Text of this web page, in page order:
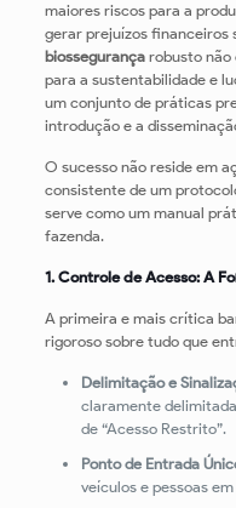
maiores riscos para a
gerar prejuízos financeiros
biossegurançarobusto não
para a sustentabilidade e
um conjunto de práticas
introdução e a
O sucesso não reside em
consistente de um
serve como um manual
fazenda.
1. Controle de Acesso: A
A primeira e mais crítica
rigoroso sobre tudo que
Delimitação e
claramente
de “Acesso Restrito”.
Ponto de Entrada
veículos e pessoas